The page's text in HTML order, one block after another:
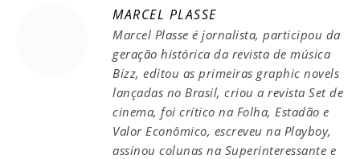
MARCEL PLASSE
Marcel Plasse é jornalista, participou da
geração histórica da revista de música
Bizz, editou as primeiras graphic novels
lançadas no Brasil, criou a revista Set de
cinema, foi crítico na Folha, Estadão e
Valor Econômico, escreveu na Playboy,
assinou colunas na Superinteressante e